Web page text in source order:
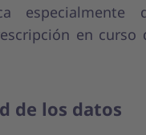
especialmente
en curso
de los datos